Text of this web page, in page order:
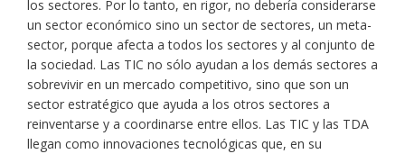
los sectores. Por lo tanto, en rigor, no debería considerarse
un sector económico sino un sector de sectores, un meta-
sector, porque afecta a todos los sectores y al conjunto de
la sociedad. Las TIC no sólo ayudan a los demás sectores a
sobrevivir en un mercado competitivo, sino que son un
sector estratégico que ayuda a los otros sectores a
reinventarse y a coordinarse entre ellos. Las TIC y las TDA
llegan como innovaciones tecnológicas que, en su